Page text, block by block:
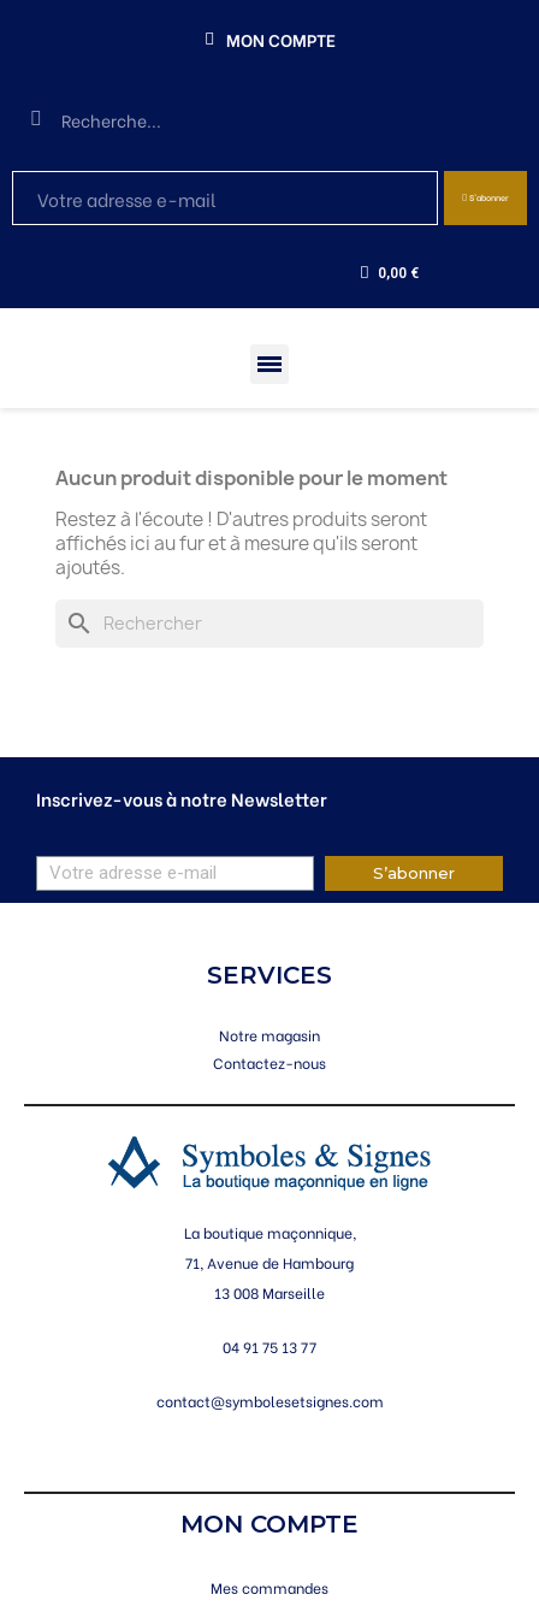
MON COMPTE
S'abonner
0,00 €
Aucun produit disponible pour le moment
Restez à l'écoute ! D'autres produits seront
affichés ici au fur et à mesure qu'ils seront
ajoutés.
search
Inscrivez-vous à notre Newsletter
S’abonner
SERVICES
Notre magasin
Contactez-nous
La boutique maçonnique,
71, Avenue de Hambourg
13 008 Marseille
04 91 75 13 77
contact@symbolesetsignes.com
MON COMPTE
Mes commandes